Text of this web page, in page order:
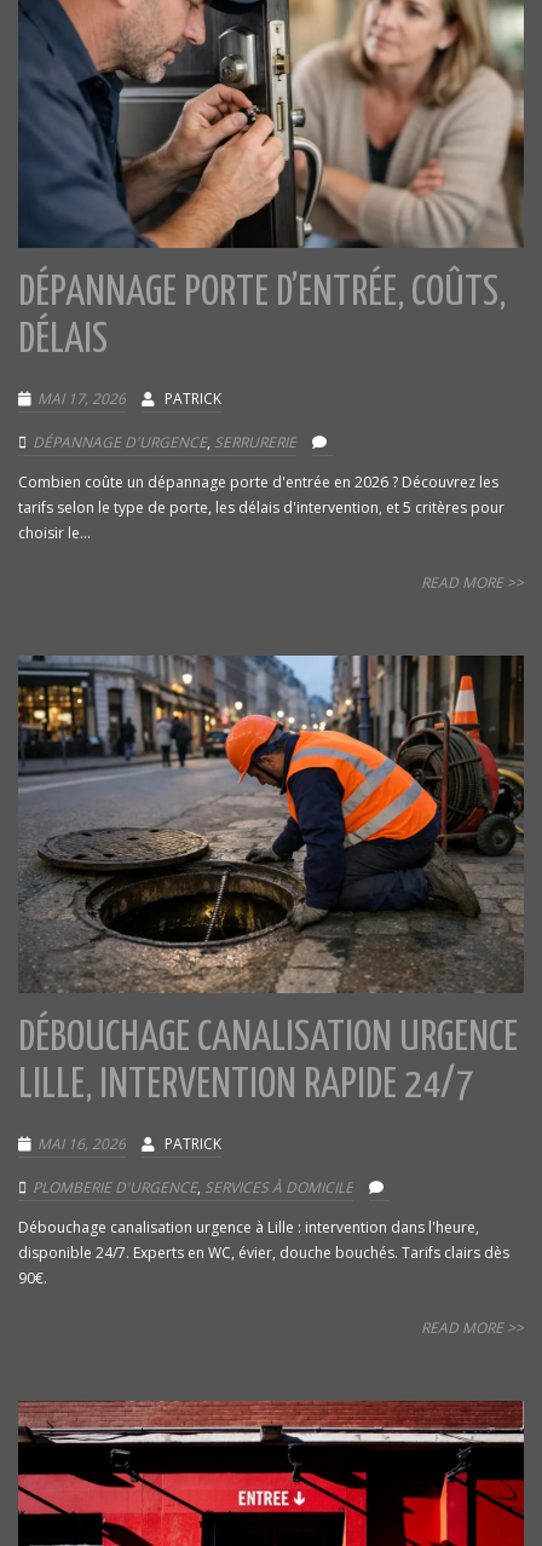
DÉPANNAGE PORTE D’ENTRÉE, COÛTS,
DÉLAIS
MAI 17, 2026 PATRICK
DÉPANNAGE D'URGENCE, SERRURERIE
Combien coûte un dépannage porte d'entrée en 2026 ? Découvrez les
tarifs selon le type de porte, les délais d'intervention, et 5 critères pour
choisir le...
READ MORE >>
DÉBOUCHAGE CANALISATION URGENCE
LILLE, INTERVENTION RAPIDE 24/7
MAI 16, 2026 PATRICK
PLOMBERIE D'URGENCE, SERVICES À DOMICILE
Débouchage canalisation urgence à Lille : intervention dans l'heure,
disponible 24/7. Experts en WC, évier, douche bouchés. Tarifs clairs dès
90€.
READ MORE >>